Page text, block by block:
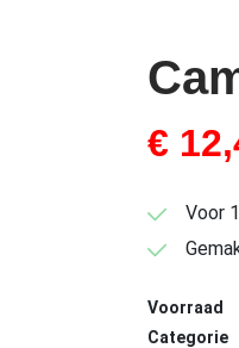
€
Voor
Voorraad
Categorie